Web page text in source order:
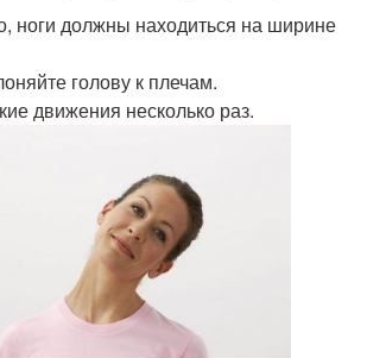
ноги должны находиться на ширине
голову к плечам.
движения несколько раз.